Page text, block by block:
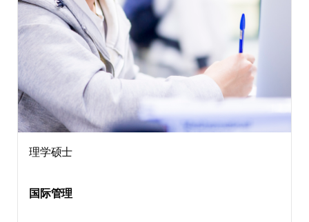
理学硕士
国际管理